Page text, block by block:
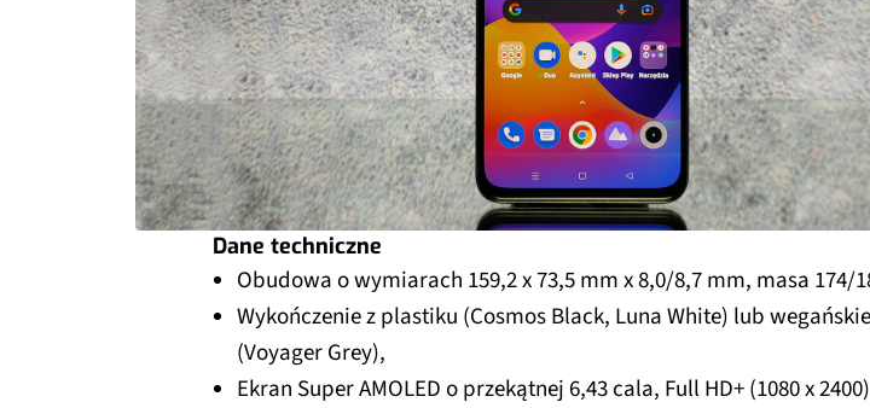
Dane techniczne
Obudowa o wymiarach 159,2 x 73,5 mm x 8,0/8,7 mm, masa 174/
Wykończenie z plastiku (Cosmos Black, Luna White) lub
(Voyager Grey),
Ekran Super AMOLED o przekątnej 6,43 cala, Full HD+ (1080 x